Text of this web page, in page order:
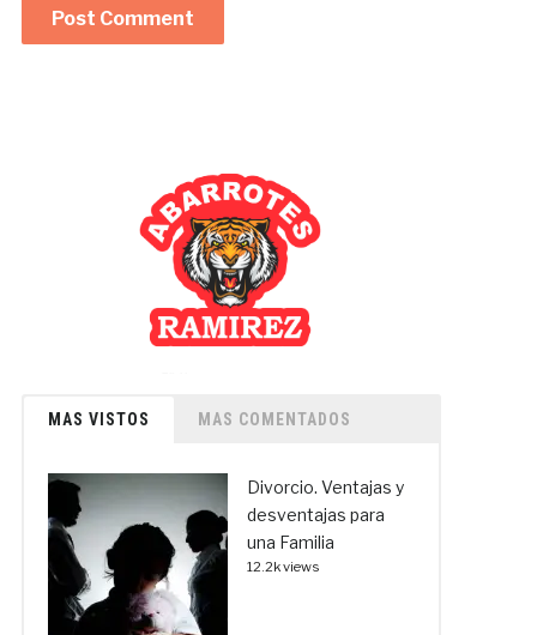
MAS VISTOS MAS COMENTADOS
Divorcio. Ventajas y
desventajas para
una Familia
12.2k views